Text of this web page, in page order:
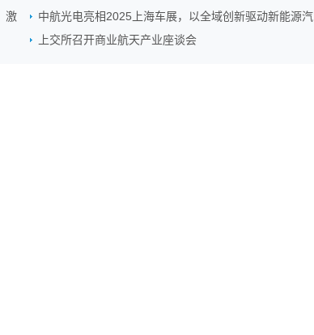
激
中航光电亮相2025上海车展，以全域创新驱动新能源汽
上交所召开商业航天产业座谈会